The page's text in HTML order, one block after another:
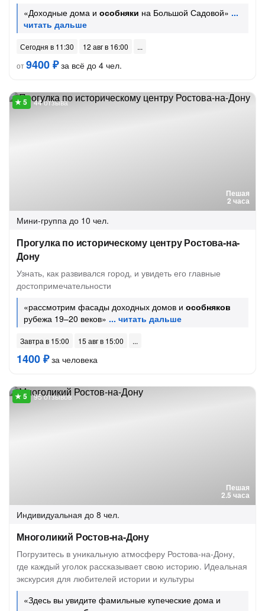
«Доходные дома и особняки на Большой Садовой»
Сегодня в 11:30
12 авг в 16:00
от9400 ₽за всё до 4 чел.
Пешая
2 часа
44 отзыва
Мини-группа до 10 чел.
Прогулка по историческому центру Ростова-на-
Дону
Узнать, как развивался город, и увидеть его главные
достопримечательности
«рассмотрим фасады доходных домов и особняков
рубежа 19–20 веков»
Завтра в 15:00 15 авг в 15:00
1400 ₽за человека
Пешая
2.5 часа
95 отзывов
Индивидуальная до 8 чел.
Многоликий Ростов-на-Дону
Погрузитесь в уникальную атмосферу Ростова-на-Дону,
где каждый уголок рассказывает свою историю. Идеальная
экскурсия для любителей истории и культуры
«Здесь вы увидите фамильные купеческие дома и